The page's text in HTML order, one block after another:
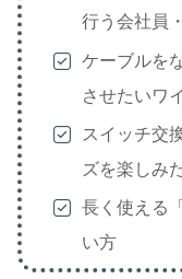
行う会社員
ケーブルを
させたいワ
スイッチ交
ズを楽しみ
長く使える
い方